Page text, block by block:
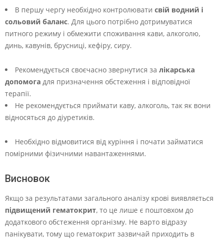
В першу чергу необхідно контролювати свій водний і
сольовий баланс. Для цього потрібно дотримуватися
питного режиму і обмежити споживання кави, алкоголю,
динь, кавунів, брусниці, кефіру, сиру.
Рекомендується своєчасно звернутися за лікарська
допомога для призначення обстеження і відповідної
терапії.
Не рекомендується приймати каву, алкоголь, так як вони
відносяться до діуретиків.
Необхідно відмовитися від куріння і почати займатися
помірними фізичними навантаженнями.
Висновок
Якщо за результатами загального аналізу крові виявляється
підвищений гематокрит, то це лише є поштовхом до
додаткового обстеження організму. Не варто відразу
панікувати, тому що гематокрит зазвичай приходить в